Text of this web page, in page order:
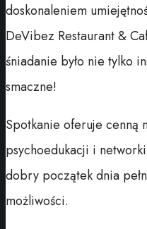
doskonaleniem
DeVibez Restaurant &
śniadanie było nie tylko
smaczne!
Spotkanie oferuje cenną
psychoedukacji i
dobry początek dnia
możliwości.